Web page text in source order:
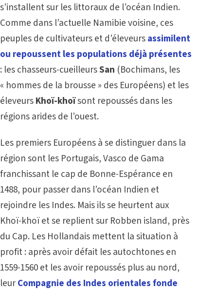
s’installent sur les littoraux de l’océan Indien.
Comme dans l’actuelle Namibievoisine, ces
peuples de cultivateurs et d’éleveursassimilent
ou repoussent les populations déjà présentes
: les chasseurs-cueilleursSan (Bochimans, les
« hommes de la brousse » des Européens) et les
éleveursKhoï-khoïsont repoussés dans les
régions arides de l’ouest.
Les premiers Européens à se distinguer dans la
région sont les Portugais, Vasco de Gama
franchissant le cap de Bonne-Espérance en
1488, pour passer dans l’océan Indien et
rejoindre les Indes. Mais ils se heurtent aux
Khoï-khoï et se replient sur Robben island, près
du Cap. Les Hollandais mettent la situation à
profit : après avoir défait les autochtones en
1559-1560 et les avoir repoussés plus au nord,
leurCompagnie des Indes orientales fonde